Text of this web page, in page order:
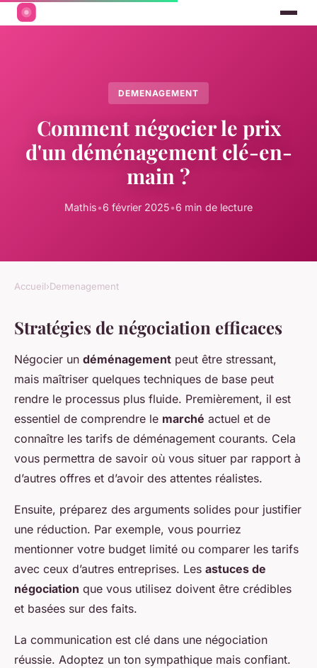
DEMENAGEMENT
Comment négocier le prix
d'un déménagement clé-en-
main ?
Mathis•6 février 2025•6 min de lecture
Accueil›Demenagement
Stratégies de négociation efficaces
Négocier un déménagement peut être stressant,
mais maîtriser quelques techniques de base peut
rendre le processus plus fluide. Premièrement, il est
essentiel de comprendre le marché actuel et de
connaître les tarifs de déménagement courants. Cela
vous permettra de savoir où vous situer par rapport à
d’autres offres et d’avoir des attentes réalistes.
Ensuite, préparez des arguments solides pour justifier
une réduction. Par exemple, vous pourriez
mentionner votre budget limité ou comparer les tarifs
avec ceux d’autres entreprises. Les astuces de
négociation que vous utilisez doivent être crédibles
et basées sur des faits.
La communication est clé dans une négociation
réussie. Adoptez un ton sympathique mais confiant.